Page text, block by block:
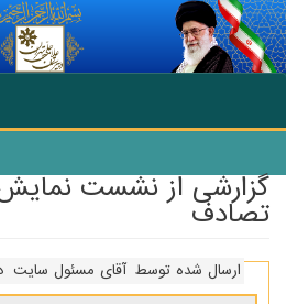
انتقال به محتوای اصلی
گزارشی از نشست
تصادف
ارسال شده توسط آقای مسئول سایت